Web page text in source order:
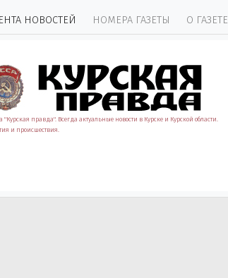
НОВОСТЕЙ НОМЕРА ГАЗЕТЫ О ГАЗЕТЕ
"Курская правда". Всегда актуальные новости в Курске и Курской области.
и происшествия.